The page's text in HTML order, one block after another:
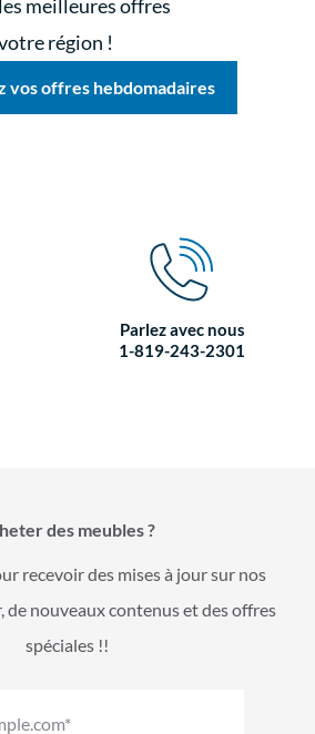
meilleures offres
région !
vos offres hebdomadaires
Parlez avec nous
1-819-243-2301
des meubles ?
recevoir des mises à jour sur nos
de nouveaux contenus et des offres
spéciales !!